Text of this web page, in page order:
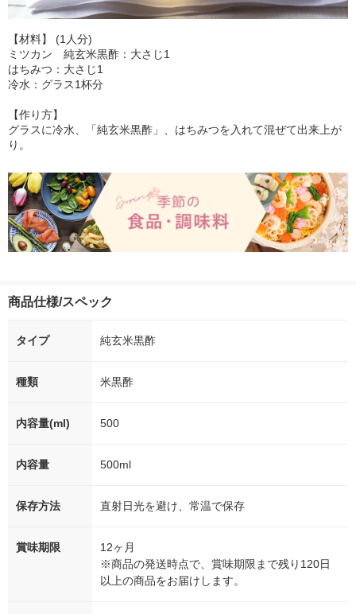
【材料】 (1人分)
ミツカン 純玄米黒酢：大さじ1
はちみつ：大さじ1
冷水：グラス1杯分
【作り方】
グラスに冷水、「純玄米黒酢」、はちみつを入れて混ぜて出来上が
り。
商品仕様/スペック
タイプ 純玄米黒酢
種類 米黒酢
内容量(ml) 500
内容量 500ml
保存方法 直射日光を避け、常温で保存
賞味期限
12ヶ月
※商品の発送時点で、賞味期限まで残り120日
以上の商品をお届けします。